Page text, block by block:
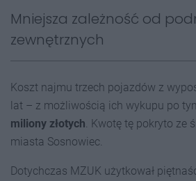
Mniejsza zależność od
zewnętrznych
Koszt najmu trzech pojazdów z
lat – z możliwością ich wykupu po
miliony złotych . Kwotę tę pokryto ze
miasta Sosnowiec.
Dotychczas MZUK użytkował